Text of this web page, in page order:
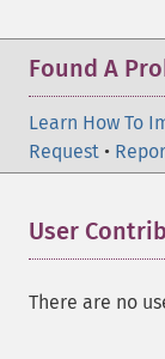
Found A
Learn How To
Request •
User
There are no